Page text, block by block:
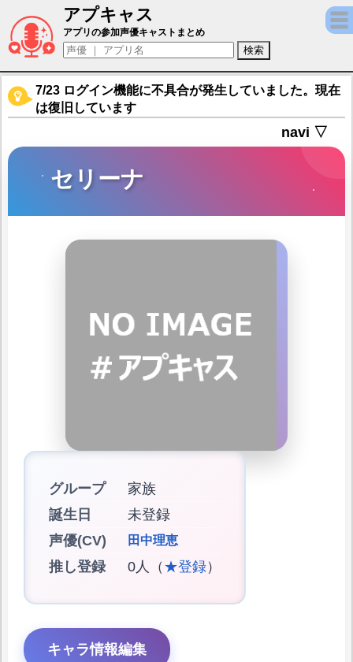
アプキャス
セリーナ（声優：田中理恵)【異世界のんび
アプリの参加声優キャストまとめ
7/23 ログイン機能に不具合が発生していました。現在
は復旧しています
navi ▽
セリーナ
グループ
家族
誕生日
未登録
声優(CV)
田中理恵
推し登録 0人（ ★登録）
キャラ情報編集